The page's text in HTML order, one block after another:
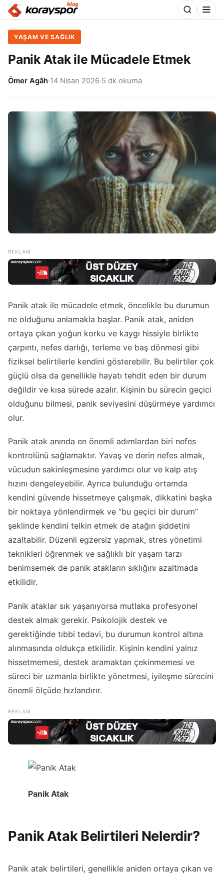
YAŞAM VE SAĞLIK
Panik Atak ile Mücadele Etmek
Ömer Agâh·14 Nisan 2026·5 dk okuma
Panik atak ile mücadele etmek, öncelikle bu durumun
ne olduğunu anlamakla başlar. Panik atak, aniden
ortaya çıkan yoğun korku ve kaygı hissiyle birlikte
çarpıntı, nefes darlığı, terleme ve baş dönmesi gibi
fiziksel belirtilerle kendini gösterebilir. Bu belirtiler çok
güçlü olsa da genellikle hayatı tehdit eden bir durum
değildir ve kısa sürede azalır. Kişinin bu sürecin geçici
olduğunu bilmesi, panik seviyesini düşürmeye yardımcı
olur.
Panik atak anında en önemli adımlardan biri nefes
kontrolünü sağlamaktır. Yavaş ve derin nefes almak,
vücudun sakinleşmesine yardımcı olur ve kalp atış
hızını dengeleyebilir. Ayrıca bulunduğu ortamda
kendini güvende hissetmeye çalışmak, dikkatini başka
bir noktaya yönlendirmek ve “bu geçici bir durum”
şeklinde kendini telkin etmek de atağın şiddetini
azaltabilir. Düzenli egzersiz yapmak, stres yönetimi
teknikleri öğrenmek ve sağlıklı bir yaşam tarzı
benimsemek de panik atakların sıklığını azaltmada
etkilidir.
Panik ataklar sık yaşanıyorsa mutlaka profesyonel
destek almak gerekir. Psikolojik destek ve
gerektiğinde tıbbi tedavi, bu durumun kontrol altına
alınmasında oldukça etkilidir. Kişinin kendini yalnız
hissetmemesi, destek aramaktan çekinmemesi ve
süreci bir uzmanla birlikte yönetmesi, iyileşme sürecini
önemli ölçüde hızlandırır.
Panik Atak
Panik Atak Belirtileri Nelerdir?
Panik atak belirtileri, genellikle aniden ortaya çıkan ve